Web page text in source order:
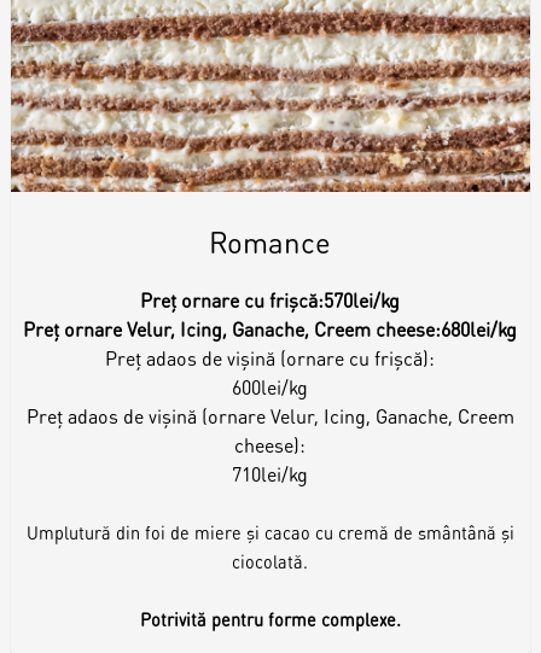
Romance
Preț ornare cu frișcă:570lei/kg
Preț ornare Velur, Icing, Ganache, Creem cheese:680lei/kg
Preț adaos de vișină (ornare cu frișcă):
600lei/kg
Preț adaos de vișină (ornare Velur, Icing, Ganache, Creem
cheese):
710lei/kg
Umplutură din foi de miere și cacao cu cremă de smântână și
ciocolată.
Potrivită pentru forme complexe.